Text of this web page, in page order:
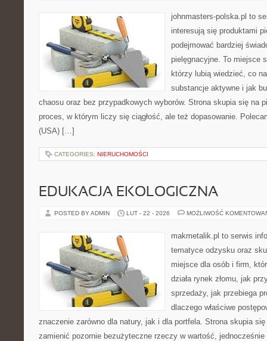
johnmasters-polska.pl to
interesują się produktami
podejmować bardziej
pielęgnacyjne. To miejsce
którzy lubią wiedzieć, co
substancje aktywne i jak
chaosu oraz bez przypadkowych wyborów. Strona skupia się na
proces, w którym liczy się ciągłość, ale też dopasowanie.
(USA) […]
CATEGORIES: NIERUCHOMOŚCI
EDUKACJA EKOLOGICZNA
POSTED BY ADMIN LUT - 22 - 2026 MOŻLIWOŚĆ
makmetalik.pl to serwis
tematyce odzysku oraz
miejsce dla osób i firm,
działa rynek złomu, jak
sprzedaży, jak przebiega
dlaczego właściwe
znaczenie zarówno dla natury, jak i dla portfela. Strona skupia
zamienić pozornie bezużyteczne rzeczy w wartość,